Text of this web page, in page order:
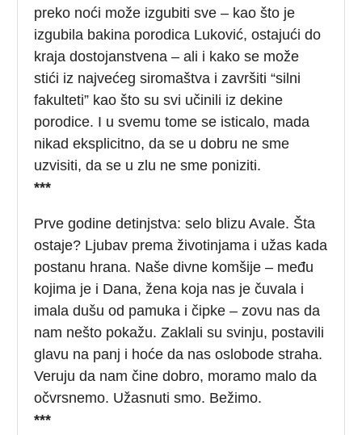
preko noći može izgubiti sve – kao što je
izgubila bakina porodica Luković, ostajući do
kraja dostojanstvena – ali i kako se može
stići iz najvećeg siromaštva i završiti “silni
fakulteti” kao što su svi učinili iz dekine
porodice. I u svemu tome se isticalo, mada
nikad eksplicitno, da se u dobru ne sme
uzvisiti, da se u zlu ne sme poniziti.
***
Prve godine detinjstva: selo blizu Avale. Šta
ostaje? Ljubav prema životinjama i užas kada
postanu hrana. Naše divne komšije – među
kojima je i Dana, žena koja nas je čuvala i
imala dušu od pamuka i čipke – zovu nas da
nam nešto pokažu. Zaklali su svinju, postavili
glavu na panj i hoće da nas oslobode straha.
Veruju da nam čine dobro, moramo malo da
očvrsnemo. Užasnuti smo. Bežimo.
***